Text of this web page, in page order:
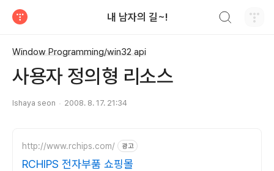
내 남자의 길~!
Window Programming/win32 api
사용자 정의형 리소스
Ishaya seon 2008. 8. 17. 21:34
http://www.rchips.com/ 광고
RCHIPS 전자부품 쇼핑몰